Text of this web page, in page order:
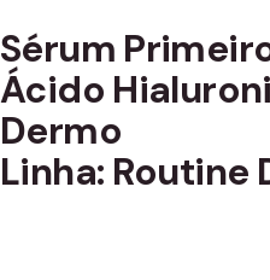
Sérum
Ácido
Dermo
Linha: Routine